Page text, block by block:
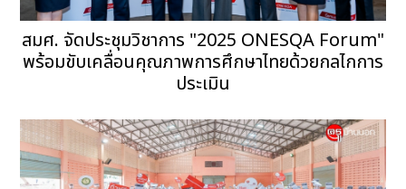
สมศ. จัดประชุมวิชาการ "2025 ONESQA Forum"
พร้อมขับเคลื่อนคุณภาพการศึกษาไทยด้วยกลไกการ
ประเมิน